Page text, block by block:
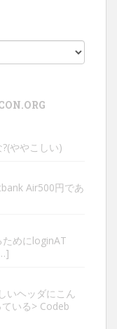
ややこしい)
Air500円であ
めにloginAT
いヘッダにこん
いる> Codeb